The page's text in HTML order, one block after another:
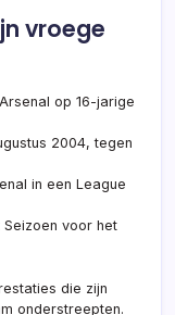
vroege
op 16-jarige
2004, tegen
in een League
Seizoen voor het
die zijn
onderstreepten.